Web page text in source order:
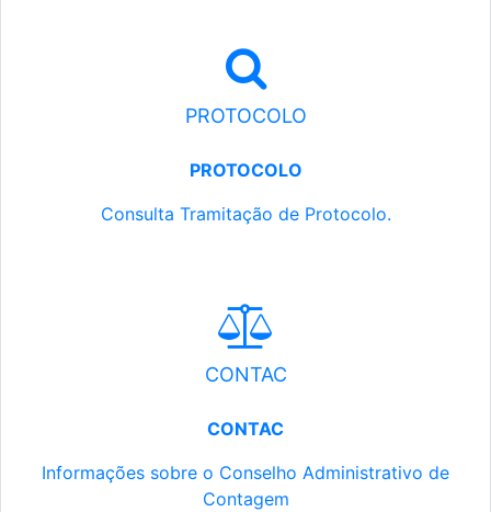
PROTOCOLO
PROTOCOLO
Consulta Tramitação de Protocolo.
CONTAC
CONTAC
Informações sobre o Conselho Administrativo de
Contagem